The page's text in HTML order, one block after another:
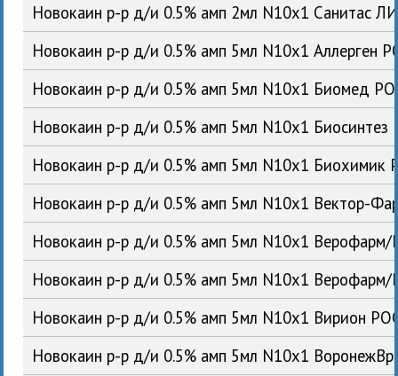
Новокаин р-р д/и 0.5% амп 2мл N10x1 Санитас
Новокаин р-р д/и 0.5% амп 5мл N10x1 Аллерген
Новокаин р-р д/и 0.5% амп 5мл N10x1 Биомед
Новокаин р-р д/и 0.5% амп 5мл N10x1 Биосинтез
Новокаин р-р д/и 0.5% амп 5мл N10x1 Биохимик
Новокаин р-р д/и 0.5% амп 5мл N10x1 Вектор-
Новокаин р-р д/и 0.5% амп 5мл N10x1 Верофарм/
Новокаин р-р д/и 0.5% амп 5мл N10x1
Новокаин р-р д/и 0.5% амп 5мл N10x1 Вирион
Новокаин р-р д/и 0.5% амп 5мл N10x1